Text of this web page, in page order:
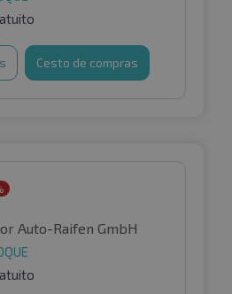
Cesto de compras
Auto-Raifen GmbH